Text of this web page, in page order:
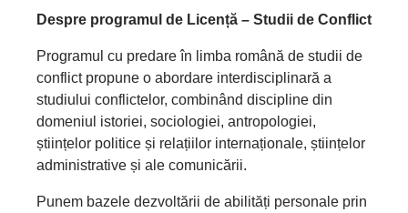
Despre programul de Licență – Studii de Conflict
Programul cu predare în limba română de studii de
conflict propune o abordare interdisciplinară a
studiului conflictelor, combinând discipline din
domeniul istoriei, sociologiei, antropologiei,
științelor politice și relațiilor internaționale, științelor
administrative și ale comunicării.
Punem bazele dezvoltării de abilități personale prin